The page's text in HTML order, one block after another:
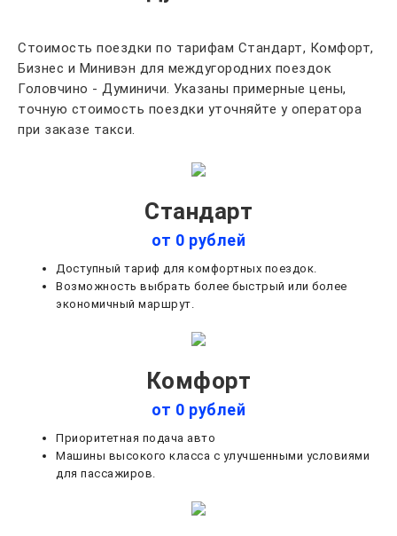
Стоимость поездки по тарифам Стандарт, Комфорт,
Бизнес и Минивэн для междугородних поездок
Головчино - Думиничи. Указаны примерные цены,
точную стоимость поездки уточняйте у оператора
при заказе такси.
Стандарт
от 0 рублей
Доступный тариф для комфортных поездок.
Возможность выбрать более быстрый или более
экономичный маршрут.
Комфорт
от 0 рублей
Приоритетная подача авто
Машины высокого класса с улучшенными условиями
для пассажиров.